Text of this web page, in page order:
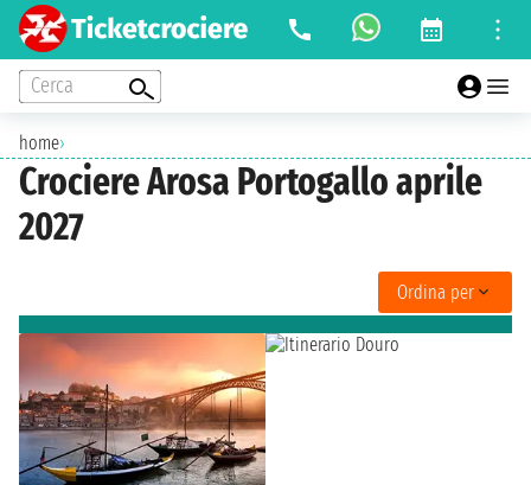
Cerca
home›
Crociere Arosa Portogallo aprile
2027
Ordina per